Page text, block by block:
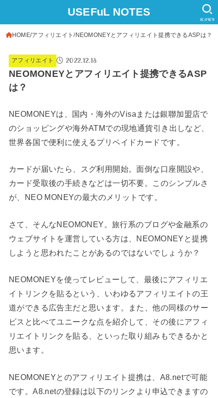
USEFuL NOTES
SEARCH
HOME アフィリエイト NEOMONEYとアフィリエイト提携できるASPは？
アフィリエイト 2022.12.18
NEOMONEYとアフィリエイト提携できるASP
は？
NEOMONEYは、国内・海外のVisaまたは銀聯加盟店で
のショッピングや海外ATMでの現地通貨引き出しなど、
世界各国で便利に使えるプリペイドカードです。
カードが届いたら、スグ利用開始。面倒な口座開設や、
カード受取後の手続きなどは一切不要。このシンプルさ
が、NEO MONEYの最大のメリットです。
さて、そんなNEOMONEY。旅行系のブログや金融系の
ウェブサイトを運営している方は、NEOMONEYと提携
しようと思われたことがあるのではないでしょうか？
NEOMONEYを使ってレビューして、最後にアフィリエ
イトリンクを貼るという、いわゆるアフィリエイトの王
道ができる広告主だと思います。また、他の同様のサー
ビスと比べてユニークな点を紹介して、その後にアフィ
リエイトリンクを貼る、といった取り組みもできるかと
思います。
NEOMONEYとのアフィリエイト提携は、A8.netで可能
です。A8.netの登録は以下のリンクより申込できますの